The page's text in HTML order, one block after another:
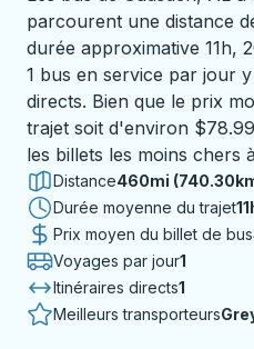
parcourent une distance
durée approximative 11h,
1 bus en service par jour
directs. Bien que le prix
trajet soit d'environ
les billets les moins chers
Distance460mi
Durée moyenne du trajet
Prix moyen du billet de bus
Voyages par jour1
Itinéraires directs1
Meilleurs transporteurs